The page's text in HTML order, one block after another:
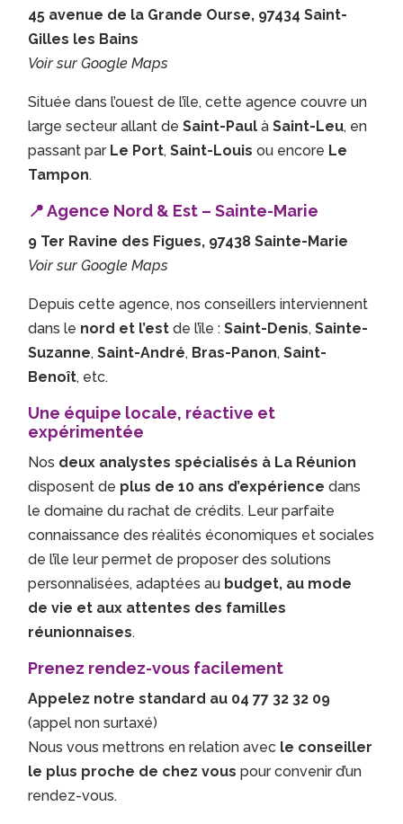
45 avenue de la Grande Ourse, 97434 Saint-
Gilles les Bains
Voir sur Google Maps
Située dans l’ouest de l’île, cette agence couvre un
large secteur allant deSaint-Paul àSaint-Leu, en
passant par Le Port,Saint-Louis ou encore Le
Tampon.
📍 Agence Nord & Est – Sainte-Marie
9 Ter Ravine des Figues, 97438 Sainte-Marie
Voir sur Google Maps
Depuis cette agence, nos conseillers interviennent
dans le nord et l’est de l’île :Saint-Denis,Sainte-
Suzanne,Saint-André, Bras-Panon,Saint-
Benoît, etc.
Une équipe locale, réactive et
expérimentée
Nos deux analystes spécialisés à La Réunion
disposent de plus de 10 ans d’expérience dans
le domaine du rachat de crédits. Leur parfaite
connaissance des réalités économiques et sociales
de l’île leur permet de proposer des solutions
personnalisées, adaptées au budget, au mode
de vie et aux attentes des familles
réunionnaises.
Prenez rendez-vous facilement
Appelez notre standard au 04 77 32 32 09
(appel non surtaxé)
Nous vous mettrons en relation avec le conseiller
le plus proche de chez vous pour convenir d’un
rendez-vous.